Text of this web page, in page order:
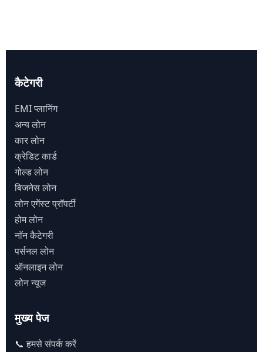
कैटेगरी
EMI प्लानिंग
अन्य लोन
कार लोन
क्रेडिट कार्ड
गोल्ड लोन
बिजनेस लोन
लोन एगेंस्ट प्राॅपर्टी
होम लोन
नाॅन कैटेगरी
पर्सनल लोन
ऑनलाइन लोन
लोन न्यूज
मुख्य पेज
📞 हमसे संपर्क करें